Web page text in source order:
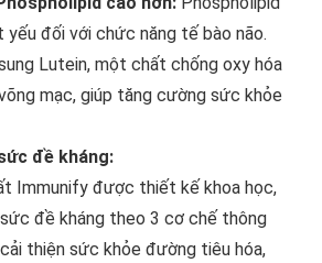
đối với chức năng tế bào não.
Lutein, một chất chống oxy hóa
mạc, giúp tăng cường sức khỏe
đề kháng:
Immunify được thiết kế khoa học,
đề kháng theo 3 cơ chế thông
thiện sức khỏe đường tiêu hóa,